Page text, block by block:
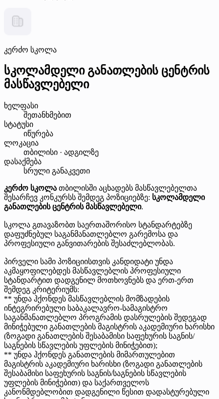
კერძო სკოლა
სკოლამდელი განათლების ცენტრის
მასწავლებელი
ხელფასი
შეთანხმებით
სტატუსი
იწურება
ლოკაცია
თბილისი · ადგილზე
დასაქმება
სრული განაკვეთი
კერძო სკოლა თბილისში აცხადებს მასწავლებელთა
შესარჩევ კონკურსს შემდეგ პოზიციებზე: სკოლამდელი
განათლების ცენტრის მასწავლებელი.
სკოლა გთავაზობთ საერთაშორისო სტანდარტებზე
დაფუძნებულ საგანმანათლებლო გარემოსა და
პროფესიული განვითარების შესაძლებლობას.
პირველი სამი პოზიციისთვის კანდიდატი უნდა
აკმაყოფილებდეს მასწავლებლის პროფესიული
სტანდარტით დადგენილ მოთხოვნებს და ერთ-ერთ
შემდეგ კრიტერიუმს:
** უნდა ჰქონდეს მასწავლებლის მომზადების
ინტეგრირებული საბაკალავრო-სამაგისტრო
საგანმანათლებლო პროგრამის დასრულების შედეგად
მინიჭებული განათლების მაგისტრის აკადემიური ხარისხი
(ზოგადი განათლების შესაბამისი საფეხურის საგნის/
საგნების სწავლების უფლების მინიჭებით);
** უნდა ჰქონდეს განათლების მიმართულებით
მაგისტრის აკადემიური ხარისხი (ზოგადი განათლების
შესაბამისი საფეხურის საგნის/საგნების სწავლების
უფლების მინიჭებით) და საქართველოს
კანონმდებლობით დადგენილი წესით დადასტურებული